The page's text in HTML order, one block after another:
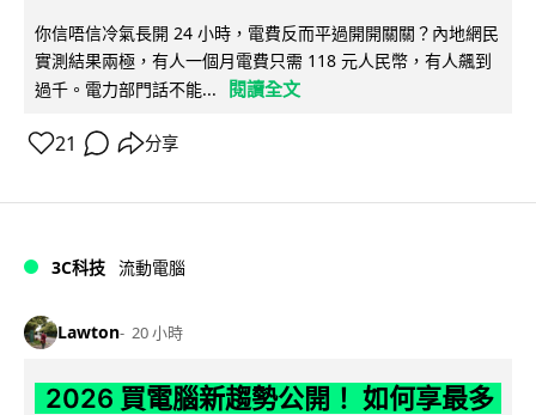
你信唔信冷氣長開 24 小時，電費反而平過開開關關？內地網民
實測結果兩極，有人一個月電費只需 118 元人民幣，有人飆到
過千。電力部門話不能...
閱讀全文
21 分享
3C科技 流動電腦
Lawton 20 小時
2026 買電腦新趨勢公開！ 如何享最多